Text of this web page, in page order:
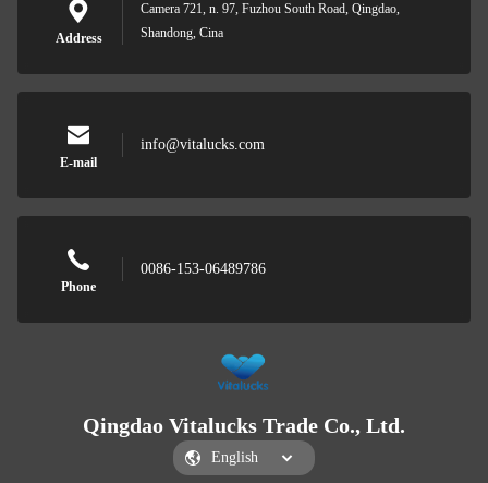
Address
Camera 721, n. 97, Fuzhou South Road, Qingdao,
Shandong, Cina
E-mail
info@vitalucks.com
Phone
0086-153-06489786
Qingdao Vitalucks Trade Co., Ltd.